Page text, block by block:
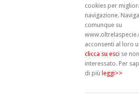
cookies per
navigazione.
comunque su
acconsenti al loro
clicca su esci se non
interessato.Per
di più leggi>>